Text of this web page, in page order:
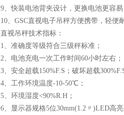
9、快装电池背夹设计，更换电池更容易
10、GSC直视电子吊秤方便携带，轻便
直视吊秤技术指标：
1、准确度等级符合三级秤标准；
2、电池充电一次工作时间60小时左右；
3、安全超载150%F.S；破坏超载
4、工作环境温度-10-50℃；
5、环境湿度<90%R.H；
6、显示器规格5位30mm(1.2〃)LED高亮